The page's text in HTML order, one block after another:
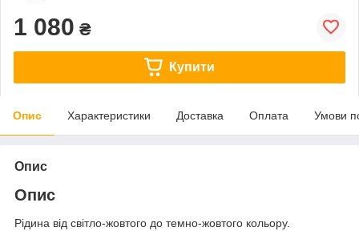
1 080 ₴
Купити
Опис Характеристики Доставка Оплата Умови
Опис
Опис
Рідина від світло-жовтого до темно-жовтого кольору.